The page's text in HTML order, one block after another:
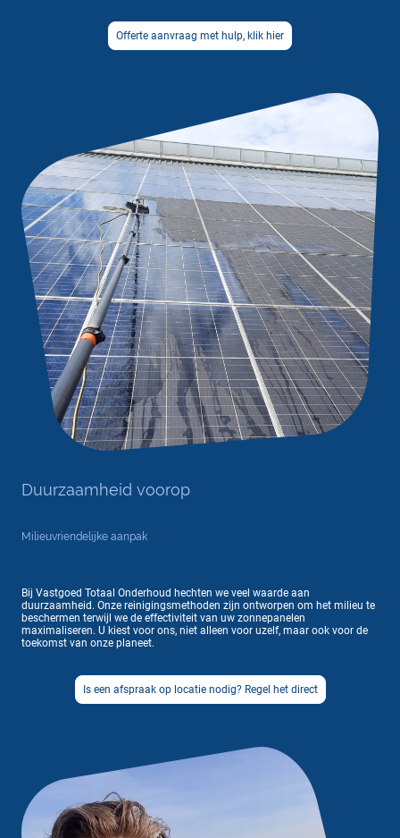
Offerte aanvraag met hulp, klik hier
Duurzaamheid voorop
Milieuvriendelijke aanpak
Bij Vastgoed Totaal Onderhoud hechten we veel waarde aan
duurzaamheid. Onze reinigingsmethoden zijn ontworpen om het milieu te
beschermen terwijl we de effectiviteit van uw zonnepanelen
maximaliseren. U kiest voor ons, niet alleen voor uzelf, maar ook voor de
toekomst van onze planeet.
Is een afspraak op locatie nodig? Regel het direct